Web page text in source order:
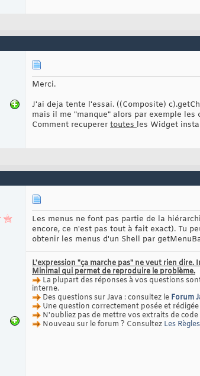
Merci.
J'ai deja tente l'essai. ((Composite)
mais il me "manque" alors par exemple
Comment recuperer toutes les Widget
Les menus ne font pas partie de la
encore, ce n'est pas tout à fait exact). Tu
obtenir les menus d'un Shell par
L'expression "ça marche pas" ne veut rien
Minimal qui permet de reproduire le problème.
La plupart des réponses à vos questions
interne.
Des questions sur Java : consultez le Forum
Une question correctement posée et
N'oubliez pas de mettre vos extraits de code
Nouveau sur le forum ? Consultez Les